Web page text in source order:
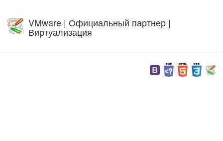
VMware | Официальный партнер |
Виртуализация